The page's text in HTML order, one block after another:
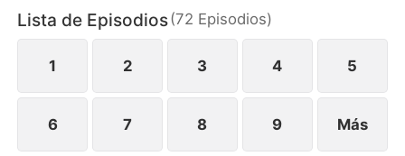
exasperantes con él. Para cuando Enzo empieza a
arrepentirse de haberla perdido, Naomi ya ha
seguido adelante con alguien más.
Lista de Episodios(72 Episodios)
1 2 3 4 5
6 7 8 9 Más